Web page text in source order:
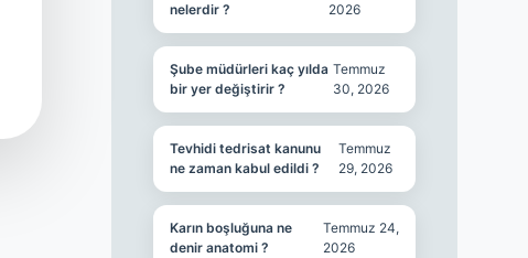
nelerdir ?
2026
Şube müdürleri kaç yılda
bir yer değiştirir ?
Temmuz
30, 2026
Tevhidi tedrisat kanunu
ne zaman kabul edildi ?
Temmuz
29, 2026
Karın boşluğuna ne
denir anatomi ?
Temmuz 24,
2026